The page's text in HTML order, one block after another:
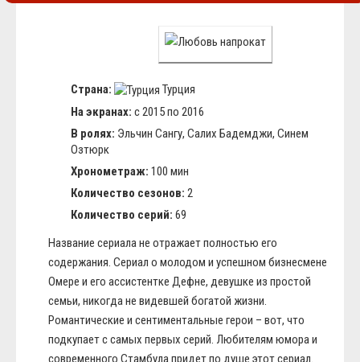
Страна:
Турция
На экранах: с 2015 по 2016
В ролях: Эльчин Сангу, Салих Бадемджи, Синем
Озтюрк
Хронометраж: 100 мин
Количество сезонов: 2
Количество серий: 69
Название сериала не отражает полностью его
содержания. Сериал о молодом и успешном бизнесмене
Омере и его ассистентке Дефне, девушке из простой
семьи, никогда не видевшей богатой жизни.
Романтические и сентиментальные герои – вот, что
подкупает с самых первых серий. Любителям юмора и